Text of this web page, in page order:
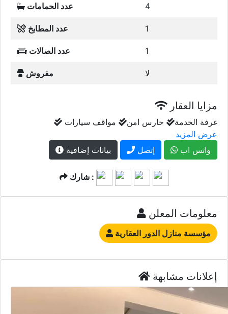
عدد الحمامات 4
عدد المطابخ 1
عدد الصالات 1
مفروش لا
مزايا العقار
غرفة الخدمة حارس امن
مواقف سيارات
عرض المزيد
بيانات إضافية
إتصل واتس اب
شارك :
معلومات المعلن
مؤسسة منازل الدور العقارية
إعلانات مشابهة